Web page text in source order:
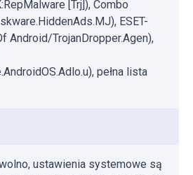
[Trj]), Combo
ESET-
Android/TrojanDropper.Agen),
pełna lista
ustawienia systemowe są